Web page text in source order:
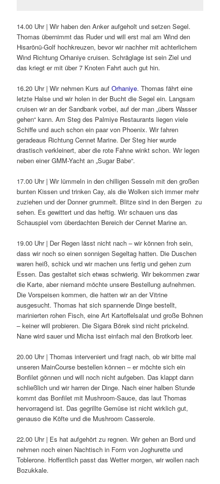
14.00 Uhr | Wir haben den Anker aufgeholt und setzen Segel.
Thomas übernimmt das Ruder und will erst mal am Wind den
Hisarönü-Golf hochkreuzen, bevor wir nachher mit achterlichem
Wind Richtung Orhaniye cruisen. Schräglage ist sein Ziel und
das kriegt er mit über 7 Knoten Fahrt auch gut hin.
16.20 Uhr | Wir nehmen Kurs aufOrhaniye. Thomas fährt eine
letzte Halse und wir holen in der Bucht die Segel ein. Langsam
cruisen wir an der Sandbank vorbei, auf der man „übers Wasser
gehen“ kann. Am Steg des Palmiye Restaurants liegen viele
Schiffe und auch schon ein paar von Phoenix. Wir fahren
geradeaus Richtung Cennet Marine. Der Steg hier wurde
drastisch verkleinert, aber die rote Fahne winkt schon. Wir legen
neben einer GMM-Yacht an „Sugar Babe“.
17.00 Uhr | Wir lümmeln in den chilligen Sesseln mit den großen
bunten Kissen und trinken Cay, als die Wolken sich immer mehr
zuziehen und der Donner grummelt. Blitze sind in den Bergen zu
sehen. Es gewittert und das heftig. Wir schauen uns das
Schauspiel vom überdachten Bereich der Cennet Marine an.
19.00 Uhr | Der Regen lässt nicht nach – wir können froh sein,
dass wir noch so einen sonnigen Segeltag hatten. Die Duschen
waren heiß, schick und wir machen uns fertig und gehen zum
Essen. Das gestaltet sich etwas schwierig. Wir bekommen zwar
die Karte, aber niemand möchte unsere Bestellung aufnehmen.
Die Vorspeisen kommen, die hatten wir an der Vitrine
ausgesucht. Thomas hat sich spannende Dinge bestellt,
marinierten rohen Fisch, eine Art Kartoffelsalat und große Bohnen
– keiner will probieren. Die Sigara Börek sind nicht prickelnd.
Nane wird sauer und Micha isst einfach mal den Brotkorb leer.
20.00 Uhr | Thomas interveniert und fragt nach, ob wir bitte mal
unseren MainCourse bestellen können – er möchte sich ein
Bonfilet gönnen und will noch nicht aufgeben. Das klappt dann
schließlich und wir harren der Dinge. Nach einer halben Stunde
kommt das Bonfilet mit Mushroom-Sauce, das laut Thomas
hervorragend ist. Das gegrillte Gemüse ist nicht wirklich gut,
genauso die Köfte und die Mushroom Casserole.
22.00 Uhr | Es hat aufgehört zu regnen. Wir gehen an Bord und
nehmen noch einen Nachtisch in Form von Joghurette und
Toblerone. Hoffentlich passt das Wetter morgen, wir wollen nach
Bozukkale.